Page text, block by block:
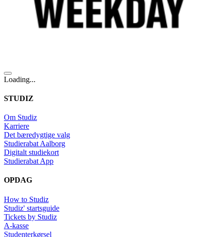
Loading...
STUDIZ
Om Studiz
Karriere
Det bæredygtige valg
Studierabat Aalborg
Digitalt studiekort
Studierabat App
OPDAG
How to Studiz
Studiz' startsguide
Tickets by Studiz
A-kasse
Studenterkørsel